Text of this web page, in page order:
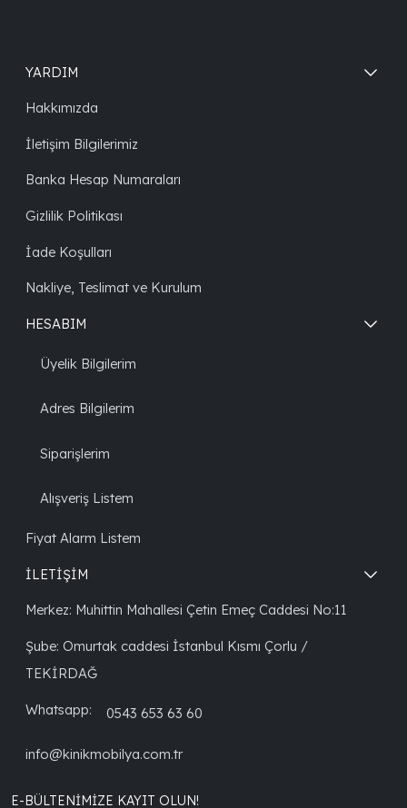
YARDIM
Hakkımızda
İletişim Bilgilerimiz
Banka Hesap Numaraları
Gizlilik Politikası
İade Koşulları
Nakliye, Teslimat ve Kurulum
HESABIM
Üyelik Bilgilerim
Adres Bilgilerim
Siparişlerim
Alışveriş Listem
Fiyat Alarm Listem
İLETİŞİM
Merkez: Muhittin Mahallesi Çetin Emeç Caddesi No:11
Şube: Omurtak caddesi İstanbul Kısmı Çorlu /
TEKİRDAĞ
Whatsapp: 0543 653 63 60
info@kinikmobilya.com.tr
E-BÜLTENIMIZE KAYIT OLUN!